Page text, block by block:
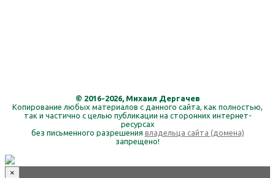
© 2016-2026, Михаил Дергачев
Копирование любых материалов с данного сайта, как полностью,
так и частично с целью публикации на сторонних интернет-
ресурсах
без письменного разрешения владельца сайта (домена)
запрещено!
×